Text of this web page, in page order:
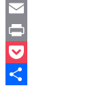
Copy
Link
Email
Print
Pocket